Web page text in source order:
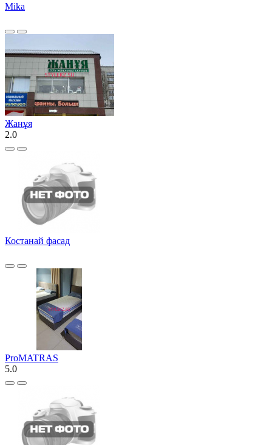
Mika
Жанұя
2.0
Костанай фасад
ProMATRAS
5.0